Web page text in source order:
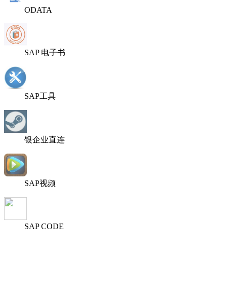
ODATA
SAP 电子书
SAP工具
银企业直连
SAP视频
SAP CODE